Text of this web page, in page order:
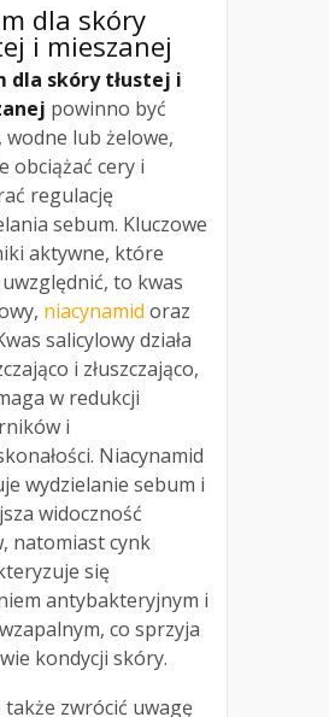
dla skóry
i mieszanej
dla skóry tłustej i
powinno być
wodne lub żelowe,
obciążać cery i
regulację
sebum. Kluczowe
aktywne, które
to kwas
niacynamid oraz
salicylowy działa
i złuszczająco,
w redukcji
i
Niacynamid
wydzielanie sebum i
widoczność
natomiast cynk
się
antybakteryjnym i
co sprzyja
kondycji skóry.
zwrócić uwagę